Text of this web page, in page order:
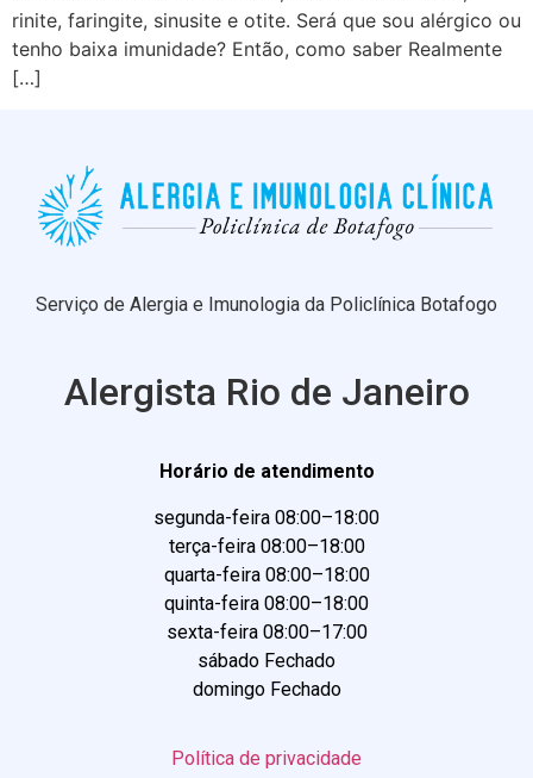
rinite, faringite, sinusite e otite. Será que sou alérgico ou
tenho baixa imunidade? Então, como saber Realmente
[…]
Serviço de Alergia e Imunologia da Policlínica Botafogo
Alergista Rio de Janeiro
Horário de atendimento
segunda-feira 08:00–18:00
terça-feira 08:00–18:00
quarta-feira 08:00–18:00
quinta-feira 08:00–18:00
sexta-feira 08:00–17:00
sábado Fechado
domingo Fechado
Política de privacidade